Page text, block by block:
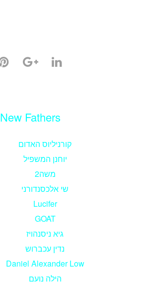
New Fathers
קורניליוס האדום
יוחנן המשפיל
משה2
שי אלכסנדורני
Lucifer
GOAT
גיא ניסנהויז
נדין עכברוש
Daniel Alexander Low
הילה נועם